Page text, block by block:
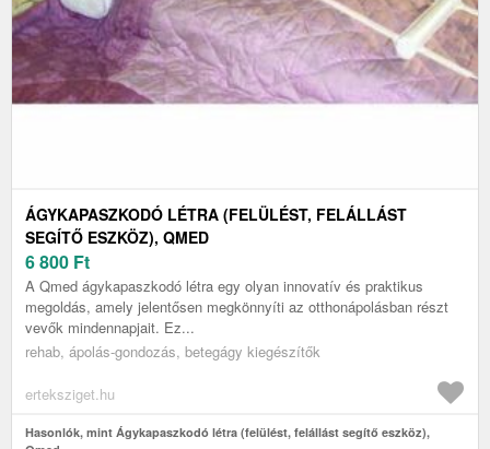
ÁGYKAPASZKODÓ LÉTRA (FELÜLÉST, FELÁLLÁST
SEGÍTŐ ESZKÖZ), QMED
6 800 Ft
A Qmed ágykapaszkodó létra egy olyan innovatív és praktikus
megoldás, amely jelentősen megkönnyíti az otthonápolásban részt
vevők mindennapjait. Ez...
rehab, ápolás-gondozás, betegágy kiegészítők
erteksziget.hu
Hasonlók, mint Ágykapaszkodó létra (felülést, felállást segítő eszköz),